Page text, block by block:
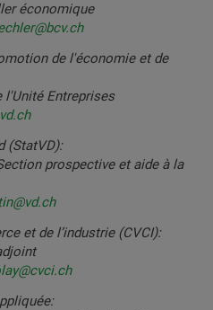
économique
de l'économie et de
l'Unité Entreprises
(StatVD):
prospective et aide à la
et de l’industrie (CVCI):